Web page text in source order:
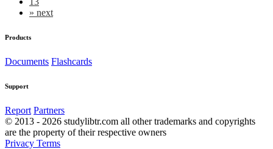
» next
Products
Documents Flashcards
Support
Report Partners
© 2013 - 2026 studylibtr.com all other trademarks and copyrights
are the property of their respective owners
Privacy Terms